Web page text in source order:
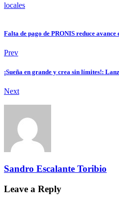
locales
Falta de pago de PRONIS reduce
Prev
¡Sueña en grande y crea sin límites!:
Next
Sandro Escalante Toribio
Leave a Reply